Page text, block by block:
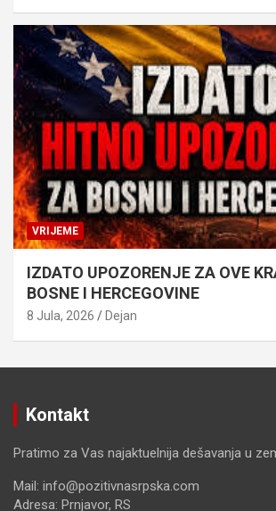
VRIJEME
IZDATO UPOZORENJE ZA OVE
BOSNE I HERCEGOVINE
8 Jula, 2026 Dejan
Kontakt
Pratimo za Vas najaktuelnija dešavanja u
Mail: info@pozitivnasrpska.com
Adresa: Prnjavor, RS